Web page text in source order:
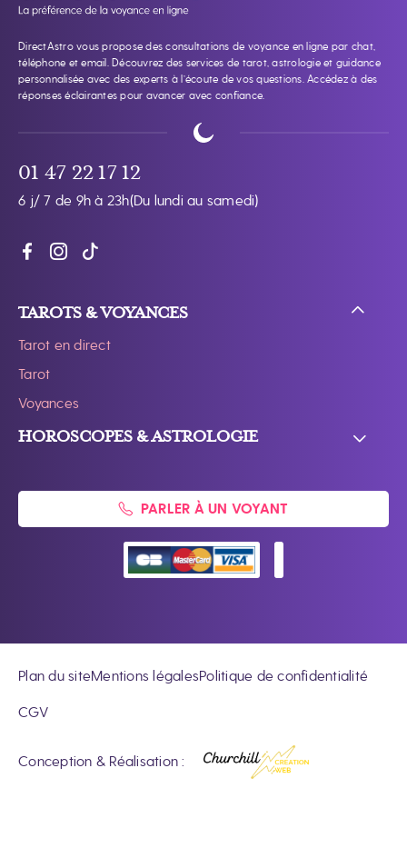
DirectAstro vous propose des consultations de voyance en ligne par chat,
téléphone et email. Découvrez des services de tarot, astrologie et guidance
personnalisée avec des experts à l’écoute de vos questions. Accédez à des
réponses éclairantes pour avancer avec confiance.
01 47 22 17 12
6 j/ 7 de 9h à 23h(Du lundi au samedi)
TAROTS & VOYANCES
Tarot en direct
Tarot
Voyances
HOROSCOPES & ASTROLOGIE
PARLER À UN VOYANT
Plan du siteMentions légalesPolitique de confidentialité
CGV
Conception & Réalisation :